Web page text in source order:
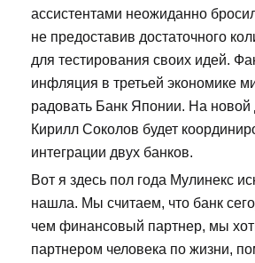
ассистентами неожиданно
не предоставив достаточного
для тестирования своих идей.
инфляция в третьей экономике
радовать Банк Японии. На новой
Кирилл Соколов будет
интеграции двух банков.
Вот я здесь пол года Мулинекс
нашла. Мы считаем, что банк
чем финансовый партнер, мы
партнером человека по жизни,